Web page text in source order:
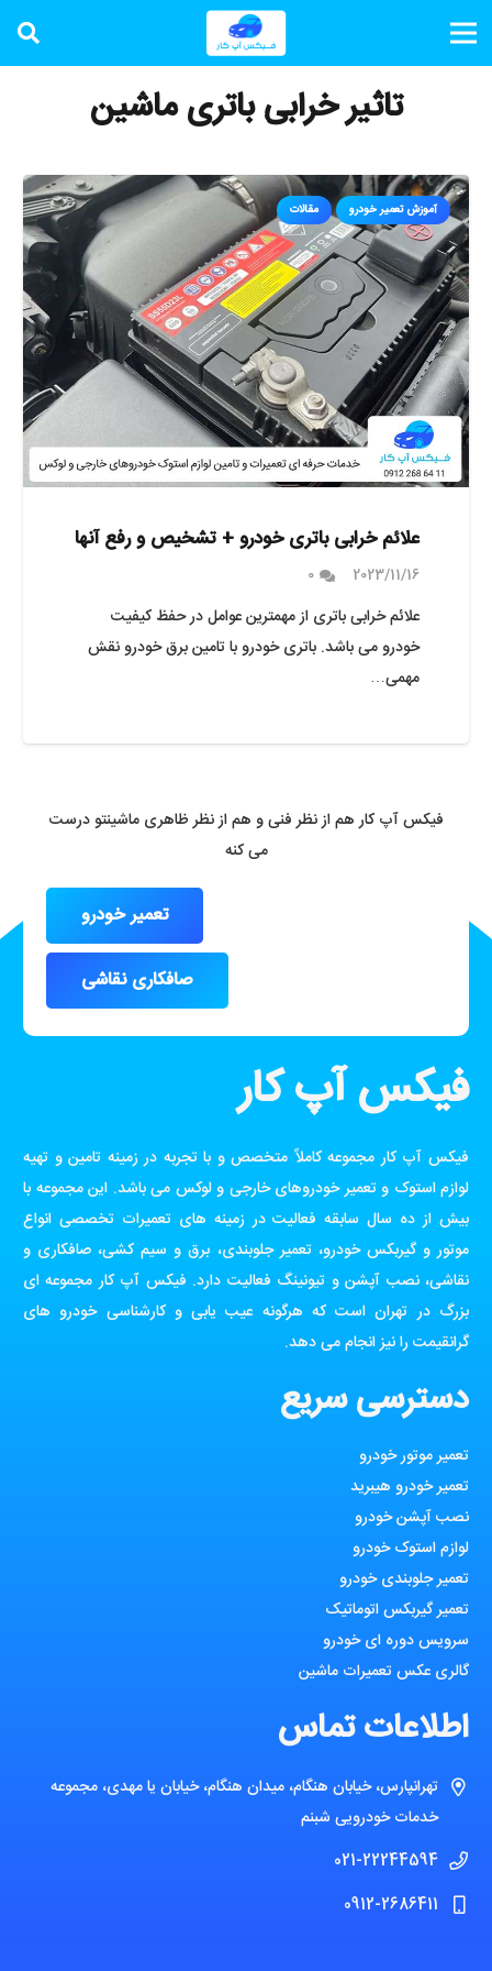
تاثیر خرابی باتری ماشین
آموزش تعمیر خودرو مقالات
علائم خرابی باتری خودرو + تشخیص و رفع آنها
2023/11/16
0
علائم خرابی باتری از مهمترین عوامل در حفظ کیفیت
خودرو می باشد. باتری خودرو با تامین برق خودرو نقش
مهمی…
فیکس آپ کار هم از نظر فنی و هم از نظر ظاهری ماشینتو درست
می کنه
تعمیر خودرو
صافکاری نقاشی
فیکس آپ کار
فیکس آپ کار مجموعه کاملاً متخصص و با تجربه در زمینه تامین و تهیه
لوازم استوک و تعمیر خودروهای خارجی و لوکس می باشد. این مجموعه با
بیش از ده سال سابقه فعالیت در زمینه های تعمیرات تخصصی انواع
موتور و گیربکس خودرو، تعمیر جلوبندی، برق و سیم کشی، صافکاری و
نقاشی، نصب آپشن و تیونینگ فعالیت دارد. فیکس آپ کار مجموعه ای
بزرگ در تهران است که هرگونه عیب یابی و کارشناسی خودرو های
گرانقیمت را نیز انجام می دهد.
دسترسی سریع
تعمیر موتور خودرو
تعمیر خودرو هیبرید
نصب آپشن خودرو
لوازم استوک خودرو
تعمیر جلوبندی خودرو
تعمیر گیربکس اتوماتیک
سرویس دوره ای خودرو
گالری عکس تعمیرات ماشین
اطلاعات تماس
تهرانپارس، خیابان هنگام، میدان هنگام، خیابان یا مهدی، مجموعه
خدمات خودرویی شبنم
021-22244594
0912-2686411